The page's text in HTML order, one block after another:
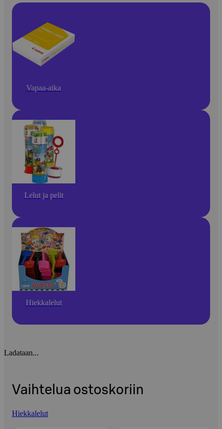
Vapaa-aika
Lelut ja pelit
Hiekkalelut
Ladataan...
Vaihtelua ostoskoriin
Hiekkalelut